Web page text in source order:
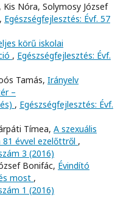
Kis Nóra, Solymosy József
, Egészségfejlesztés: Évf. 57
körű iskolai
, Egészségfejlesztés: Évf.
Tamás, Irányelv
–
, Egészségfejlesztés: Évf.
Tímea, A szexuális
évvel ezelőttről ,
3 (2016)
Bonifác, Évindító
most ,
1 (2016)